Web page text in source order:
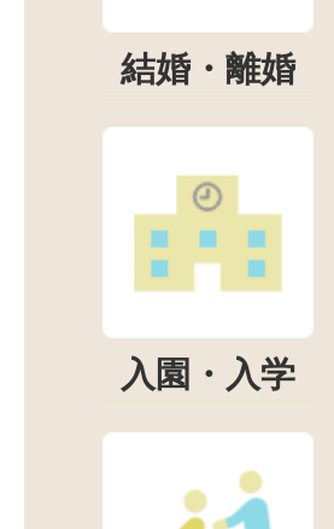
結婚・離婚
入園・入学